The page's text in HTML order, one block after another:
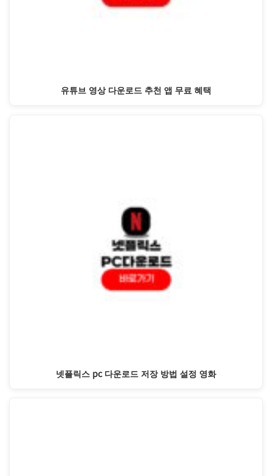
유튜브 영상 다운로드 추천 앱 무료 혜택
넷플릭스 pc 다운로드 저장 방법 설정 영화